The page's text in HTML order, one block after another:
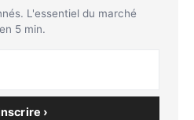
L'essentiel du marché
5 min.
›